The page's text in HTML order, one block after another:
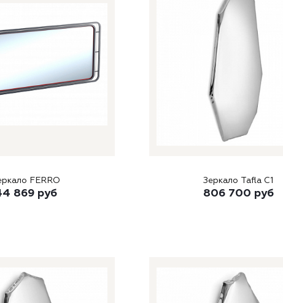
Зеркало FERRO
869 руб
Зеркало Tafla C1
806 700 руб